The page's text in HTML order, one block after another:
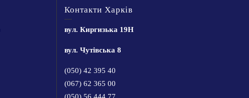
Контакти Харків
вул. Киргизька 19Н
вул. Чутівська 8
(050) 42 395 40
(067) 62 365 00
(050) 56 444 77